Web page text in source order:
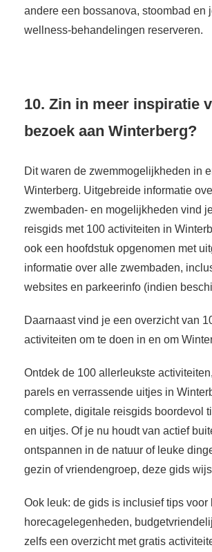
andere een bossanova, stoombad en
wellness-behandelingen reserveren.
10. Zin in meer inspiratie
bezoek aan Winterberg?
Dit waren de zwemmogelijkheden in
Winterberg. Uitgebreide informatie
zwembaden- en mogelijkheden vind
reisgids met 100 activiteiten in
ook een hoofdstuk opgenomen met
informatie over alle zwembaden,
websites en parkeerinfo (indien
Daarnaast vind je een overzicht van
activiteiten om te doen in en om
Ontdek de 100 allerleukste
parels en verrassende uitjes in
complete, digitale reisgids boordevol
en uitjes. Of je nu houdt van actief
ontspannen in de natuur of leuke
gezin of vriendengroep, deze gids
Ook leuk: de gids is inclusief tips voor
horecagelegenheden,
zelfs een overzicht met gratis